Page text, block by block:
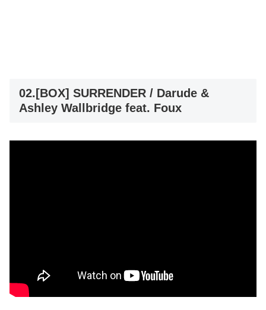
02.[BOX] SURRENDER / Darude &
Ashley Wallbridge feat. Foux